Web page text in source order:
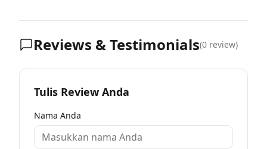
Reviews & Testimonials(0 review)
Tulis Review Anda
Nama Anda